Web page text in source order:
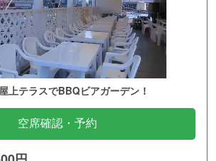
上テラスでBBQビアガーデン！
空席確認・予約